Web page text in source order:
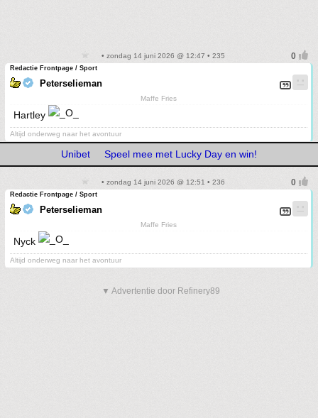
• zondag 14 juni 2026 @ 12:47 • 235
Redactie Frontpage / Sport
Peterselieman
Maffe Fries
Hartley
Altijd onderweg naar het avontuur
Unibet Speel mee met Lucky Day en win!
• zondag 14 juni 2026 @ 12:51 • 236
Redactie Frontpage / Sport
Peterselieman
Maffe Fries
Nyck
Altijd onderweg naar het avontuur
▼ Advertentie door Refinery89